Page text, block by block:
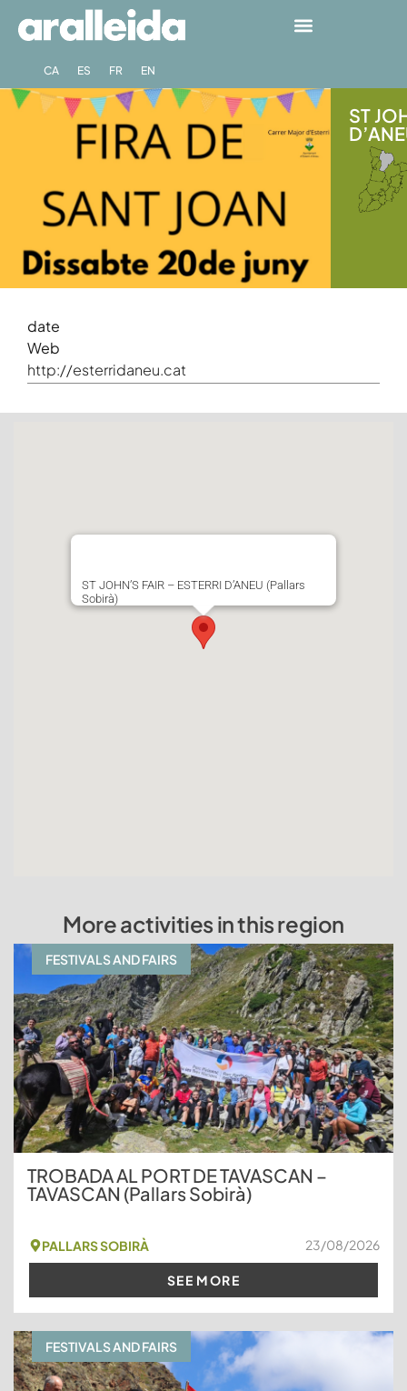
CA ES FR EN
ST
date
Web
http://esterridaneu.cat
ST JOHN’S FAIR – ESTERRI D’ANEU (Pallars
Sobirà)
More activities in this region
FESTIVALS AND FAIRS
TROBADA AL PORT DE TAVASCAN –
TAVASCAN (Pallars Sobirà)
PALLARS SOBIRÀ 23/08/2026
SEE MORE
FESTIVALS AND FAIRS